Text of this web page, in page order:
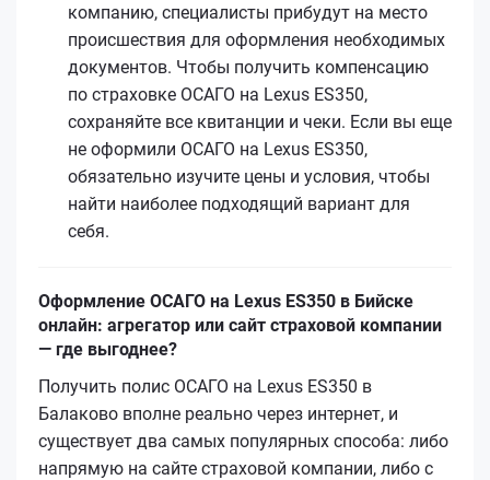
компанию, специалисты прибудут на место
происшествия для оформления необходимых
документов. Чтобы получить компенсацию
по страховке ОСАГО на Lexus ES350,
сохраняйте все квитанции и чеки. Если вы еще
не оформили ОСАГО на Lexus ES350,
обязательно изучите цены и условия, чтобы
найти наиболее подходящий вариант для
себя.
Оформление ОСАГО на Lexus ES350 в Бийске
онлайн: агрегатор или сайт страховой компании
— где выгоднее?
Получить полис ОСАГО на Lexus ES350 в
Балаково вполне реально через интернет, и
существует два самых популярных способа: либо
напрямую на сайте страховой компании, либо с